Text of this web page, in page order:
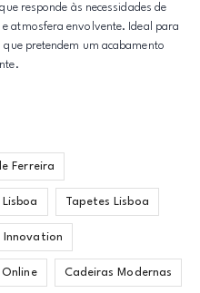
responde às necessidades de
atmosfera envolvente. Ideal para
pretendem um acabamento
Ferreira
Tapetes Lisboa
Innovation
Cadeiras Modernas